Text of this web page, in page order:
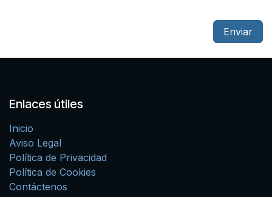
Enviar
Enlaces útiles
Inicio
Aviso Legal
Política de Privacidad
Política de Cookies
Contáctenos